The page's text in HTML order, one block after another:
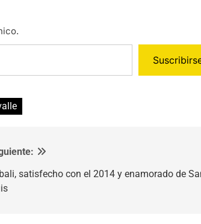
satisfecho con el 2014 y enamorado de